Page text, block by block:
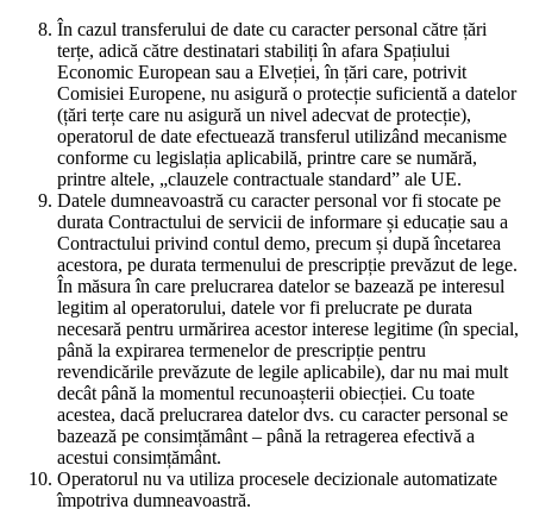
În cazul transferului de date cu caracter personal către țări
terțe, adică către destinatari stabiliți în afara Spațiului
Economic European sau a Elveției, în țări care, potrivit
Comisiei Europene, nu asigură o protecție suficientă a datelor
(țări terțe care nu asigură un nivel adecvat de protecție),
operatorul de date efectuează transferul utilizând mecanisme
conforme cu legislația aplicabilă, printre care se numără,
printre altele, „clauzele contractuale standard” ale UE.
Datele dumneavoastră cu caracter personal vor fi stocate pe
durata Contractului de servicii de informare și educație sau a
Contractului privind contul demo, precum și după încetarea
acestora, pe durata termenului de prescripție prevăzut de lege.
În măsura în care prelucrarea datelor se bazează pe interesul
legitim al operatorului, datele vor fi prelucrate pe durata
necesară pentru urmărirea acestor interese legitime (în special,
până la expirarea termenelor de prescripție pentru
revendicările prevăzute de legile aplicabile), dar nu mai mult
decât până la momentul recunoașterii obiecției. Cu toate
acestea, dacă prelucrarea datelor dvs. cu caracter personal se
bazează pe consimțământ – până la retragerea efectivă a
acestui consimțământ.
Operatorul nu va utiliza procesele decizionale automatizate
împotriva dumneavoastră.